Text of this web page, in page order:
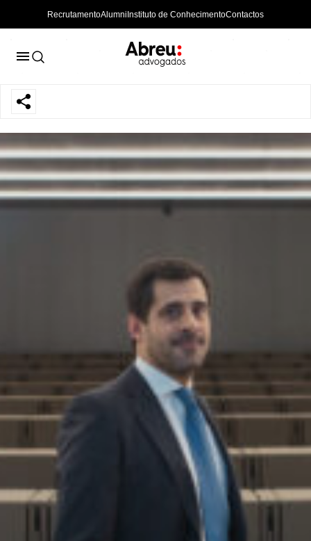
RecrutamentoAlumni Instituto de ConhecimentoContactos